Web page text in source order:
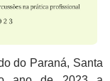
do Paraná, Santa